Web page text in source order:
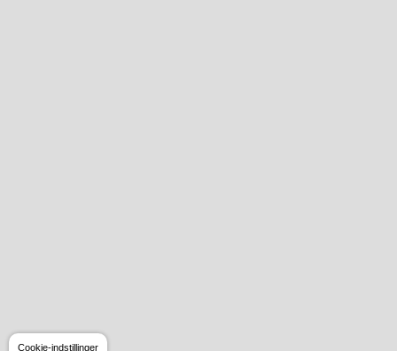
Cookie-indstillinger